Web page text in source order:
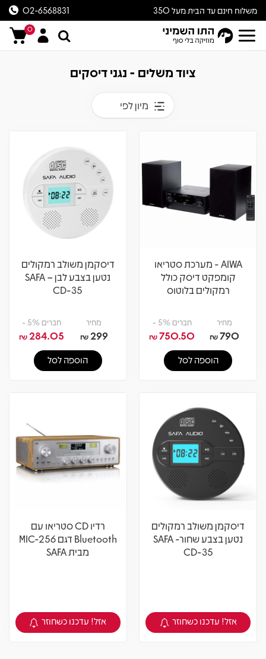
משלוח חינם עד הבית מעל 350
ש״ח
02-6568831
0
ציוד משלים - נגני דיסקים
מיון לפי
AIWA - מערכת סטריאו
קומפקט דיסק כולל
רמקולים בלוטוס
מחיר
790
₪
חברים 5% -
750.50
₪
הוספה לסל
דיסקמן משולב רמקולים
נטען בצבע לבן – SAFA
CD-35
מחיר
299
₪
חברים 5% -
284.05
₪
הוספה לסל
דיסקמן משולב רמקולים
נטען בצבע שחור- SAFA
CD-35
צפיה במוצר
אזל! עדכנו כשחוזר
רדיו CD סטריאו עם
Bluetooth דגם MIC-256
מבית SAFA
צפיה במוצר
אזל! עדכנו כשחוזר